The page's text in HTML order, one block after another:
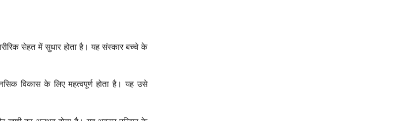
सेहत में सुधार होता है। यह संस्कार बच्चे के
विकास के लिए महत्वपूर्ण होता है। यह उसे